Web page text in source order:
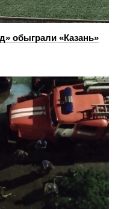
обыграли «Казань»